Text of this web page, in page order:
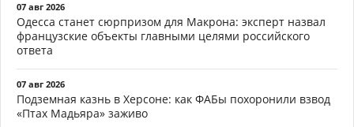
07 авг 2026
Одесса станет сюрпризом для Макрона: эксперт назвал
французские объекты главными целями российского
ответа
07 авг 2026
Подземная казнь в Херсоне: как ФАБы похоронили взвод
«Птах Мадьяра» заживо